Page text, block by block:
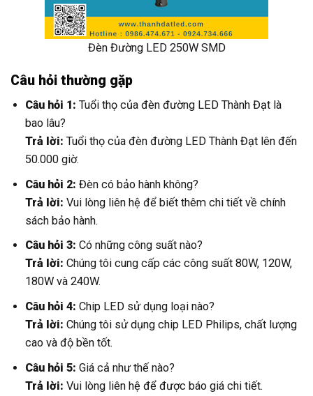
Đèn Đường LED 250W SMD
Câu hỏi thường gặp
Câu hỏi 1: Tuổi thọ của đèn đường LED Thành Đạt là
bao lâu?
Trả lời: Tuổi thọ của đèn đường LED Thành Đạt lên đến
50.000 giờ.
Câu hỏi 2: Đèn có bảo hành không?
Trả lời: Vui lòng liên hệ để biết thêm chi tiết về chính
sách bảo hành.
Câu hỏi 3: Có những công suất nào?
Trả lời: Chúng tôi cung cấp các công suất 80W, 120W,
180W và 240W.
Câu hỏi 4: Chip LED sử dụng loại nào?
Trả lời: Chúng tôi sử dụng chip LED Philips, chất lượng
cao và độ bền tốt.
Câu hỏi 5: Giá cả như thế nào?
Trả lời: Vui lòng liên hệ để được báo giá chi tiết.